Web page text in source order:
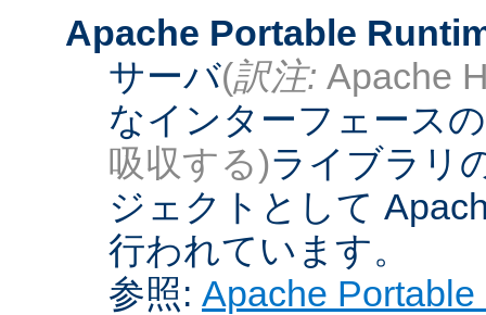
Apache Portable
サーバ(訳注: Apache
なインターフェース
吸収する)ライブラリ
ジェクトとして
行われています。
参照: Apache